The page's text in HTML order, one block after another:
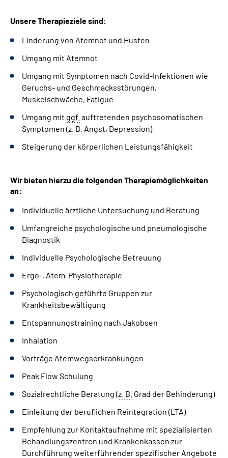
Unsere Therapieziele sind:
Linderung von Atemnot und Husten
Umgang mit Atemnot
Umgang mit Symptomen nach Covid-Infektionen wie
Geruchs- und Geschmacksstörungen,
Muskelschwäche, Fatigue
Umgang mit ggf. auftretenden psychosomatischen
Symptomen (z. B. Angst, Depression)
Steigerung der körperlichen Leistungsfähigkeit
Wir bieten hierzu die folgenden Therapiemöglichkeiten
an:
Individuelle ärztliche Untersuchung und Beratung
Umfangreiche psychologische und pneumologische
Diagnostik
Individuelle Psychologische Betreuung
Ergo-, Atem-Physiotherapie
Psychologisch geführte Gruppen zur
Krankheitsbewältigung
Entspannungstraining nach Jakobsen
Inhalation
Vorträge Atemwegserkrankungen
Peak Flow Schulung
Sozialrechtliche Beratung (z. B. Grad der Behinderung)
Einleitung der beruflichen Reintegration (LTA)
Empfehlung zur Kontaktaufnahme mit spezialisierten
Behandlungszentren und Krankenkassen zur
Durchführung weiterführender spezifischer Angebote